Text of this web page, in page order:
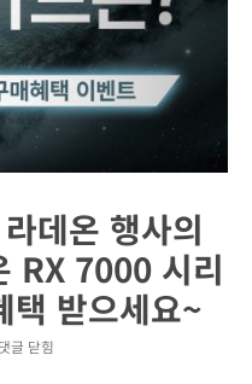
데온 행사의
RX 7000 시리
택 받으세요~
[종
댓글 닫힘